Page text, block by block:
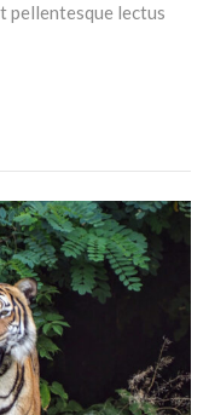
pellentesque lectus